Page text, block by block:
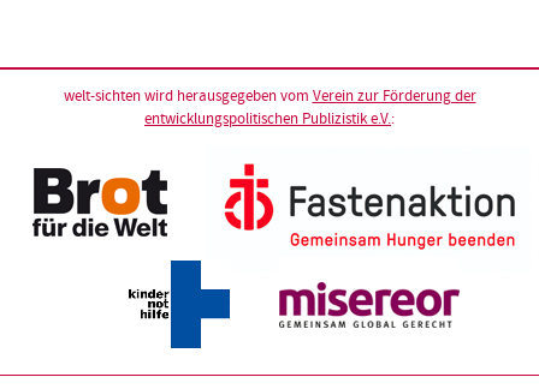
welt-sichten wird herausgegeben vom Verein zur Förderung der
entwicklungspolitischen Publizistik e.V.: